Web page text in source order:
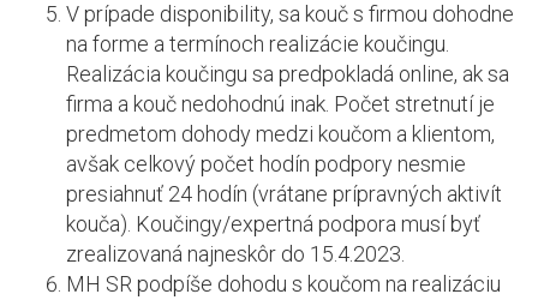
V prípade disponibility, sa kouč s firmou dohodne
na forme a termínoch realizácie koučingu.
Realizácia koučingu sa predpokladá online, ak sa
firma a kouč nedohodnú inak. Počet stretnutí je
predmetom dohody medzi koučom a klientom,
avšak celkový počet hodín podpory nesmie
presiahnuť 24 hodín (vrátane prípravných aktivít
kouča). Koučingy/expertná podpora musí byť
zrealizovaná najneskôr do 15.4.2023.
MH SR podpíše dohodu s koučom na realizáciu